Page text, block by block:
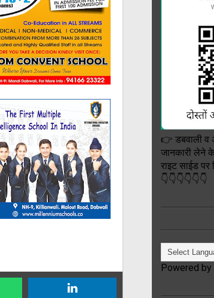
👉 डबवाली व
जानकारी लेने
राइट साईड
👇👇👇👇👇👇
Powered by